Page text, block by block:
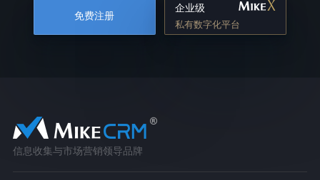
免费注册
企业级
私有数字化平台
信息收集与市场营销领导品牌